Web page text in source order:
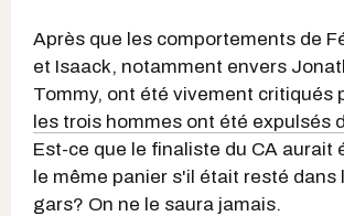
Après que les comportements de
et Isaack, notamment envers
Tommy, ont été vivement critiqués
les trois hommes ont été expulsés
Est-ce que le finaliste du CA aurait
le même panier s'il était resté dans
gars? On ne le saura jamais.